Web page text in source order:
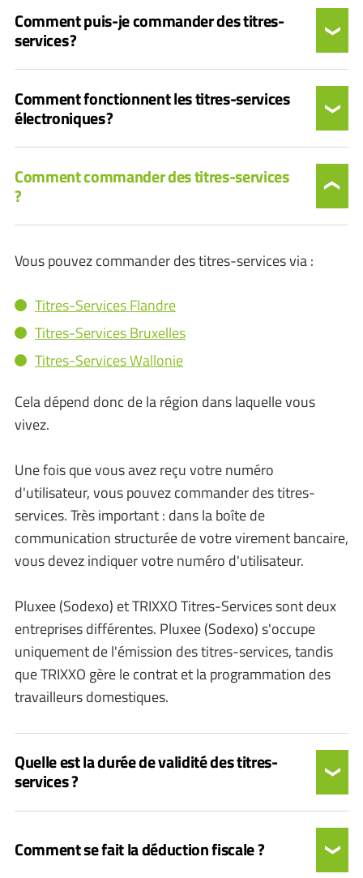
Comment puis-je commander des titres-
services ?
Comment fonctionnent les titres-services
électroniques ?
Comment commander des titres-services
?
Vous pouvez commander des titres-services via :
Titres-Services Flandre
Titres-Services Bruxelles
Titres-Services Wallonie
Cela dépend donc de la région dans laquelle vous
vivez.
Une fois que vous avez reçu votre numéro
d'utilisateur, vous pouvez commander des titres-
services. Très important : dans la boîte de
communication structurée de votre virement bancaire,
vous devez indiquer votre numéro d'utilisateur.
Pluxee (Sodexo) et TRIXXO Titres-Services sont deux
entreprises différentes. Pluxee (Sodexo) s'occupe
uniquement de l'émission des titres-services, tandis
que TRIXXO gère le contrat et la programmation des
travailleurs domestiques.
Quelle est la durée de validité des titres-
services ?
Comment se fait la déduction fiscale ?